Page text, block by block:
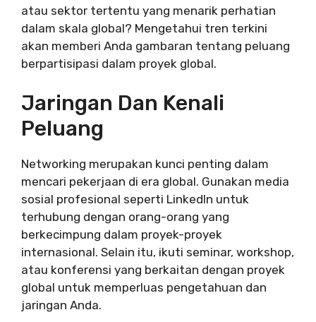
atau sektor tertentu yang menarik perhatian
dalam skala global? Mengetahui tren terkini
akan memberi Anda gambaran tentang peluang
berpartisipasi dalam proyek global.
Jaringan Dan Kenali
Peluang
Networking merupakan kunci penting dalam
mencari pekerjaan di era global. Gunakan media
sosial profesional seperti LinkedIn untuk
terhubung dengan orang-orang yang
berkecimpung dalam proyek-proyek
internasional. Selain itu, ikuti seminar, workshop,
atau konferensi yang berkaitan dengan proyek
global untuk memperluas pengetahuan dan
jaringan Anda.